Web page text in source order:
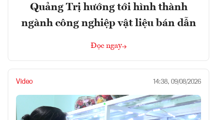
Quảng Trị hướng tới hình thành
ngành công nghiệp vật liệu bán dẫn
Đọc ngay
Video 14:38, 09/08/2026